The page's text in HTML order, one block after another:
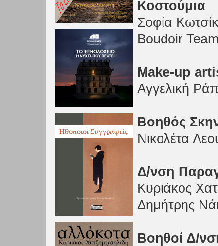
Κοστούμια
Σοφία
Boudoir Team
Make-up
Αγγελική
Βοηθός
Νικολέτα
Δ/νση
Κυριάκος
Δημήτρης
Βοηθοί Δ/